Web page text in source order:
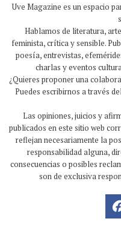
Uve Magazine es un espacio
Hablamos de literatura,
feminista, crítica y sensible.
poesía, entrevistas,
charlas y eventos
¿Quieres proponer una
Puedes escribirnos a través del
Las opiniones, juicios y
publicados en este sitio web
reflejan necesariamente la
responsabilidad alguna,
consecuencias o posibles
son de exclusiva